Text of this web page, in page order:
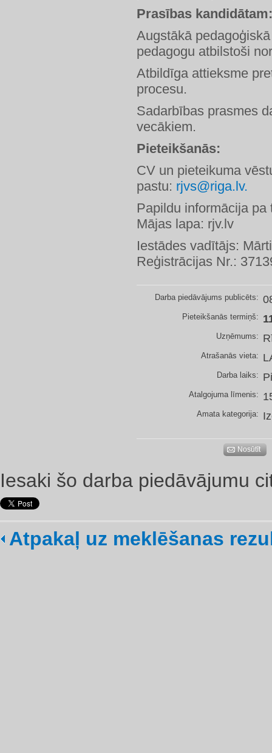
Prasības kandidātam:
Augstākā
pedagogu atbilstoši
Atbildīga attieksme
procesu.
Sadarbības prasmes
vecākiem.
Pieteikšanās:
CV un pieteikuma
pastu: rjvs@riga.lv.
Papildu informācija
Mājas lapa: rjv.lv
Iestādes vadītājs:
Reģistrācijas Nr.:
Darba piedāvājums publicēts:
Pieteikšanās termiņš:
Uzņēmums:
Atrašanās vieta:
Darba laiks:
Atalgojuma līmenis:
Amata kategorija:
Nosūtīt
Iesaki šo darba piedāvājumu
Atpakaļ uz meklēšanas